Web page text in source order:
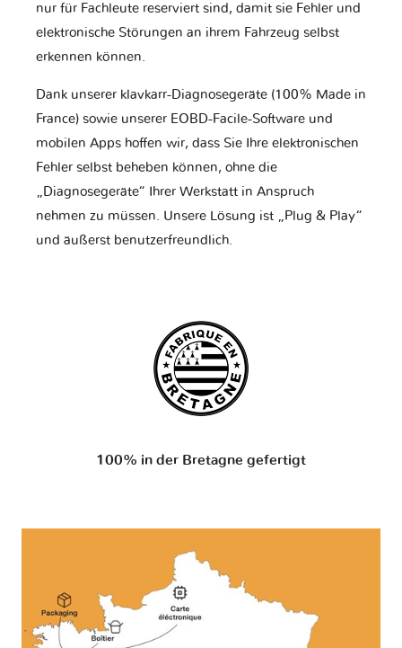
nur für Fachleute reserviert sind, damit sie Fehler und
elektronische Störungen an ihrem Fahrzeug selbst
erkennen können.
Dank unserer klavkarr-Diagnosegeräte (100% Made in
France) sowie unserer EOBD-Facile-Software und
mobilen Apps hoffen wir, dass Sie Ihre elektronischen
Fehler selbst beheben können, ohne die
„Diagnosegeräte“ Ihrer Werkstatt in Anspruch
nehmen zu müssen. Unsere Lösung ist „Plug & Play“
und äußerst benutzerfreundlich.
100% in der Bretagne gefertigt